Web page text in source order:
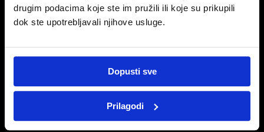
drugim podacima koje ste im pružili ili koje su prikupili
dok ste upotrebljavali njihove usluge.
Dopusti sve
Prilagodi
ABOUT
Lorem ipsum dolor sit amet, consectetuer adipiscing elit. Nam